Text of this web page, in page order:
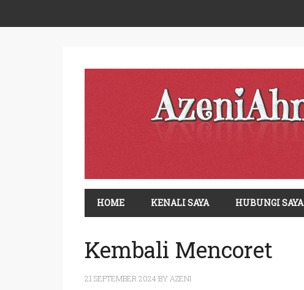
HOME KENALI SAYA HUBUNGI SAYA
Kembali Mencoret
21 SEPTEMBER 2024 BY AZENI